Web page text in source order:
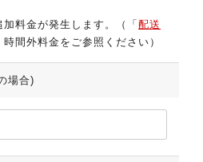
料金が発生します。（「 配送
時間外料金をご参照ください）
場合)